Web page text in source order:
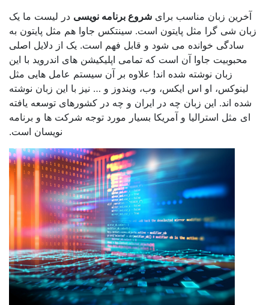
زبان مناسب برایشروع برنامه نویسی در لیست ما یک
شی گرا مثل پایتون است. سینتکس جاوا هم مثل پایتون به
خوانده می شود و قابل فهم است. یک از دلایل اصلی
جاوا آن است که تمامی اپلیکیشن های اندروید با این
زبان نوشته شده اند! علاوه بر آن سیستم عامل هایی مثل
او اس ایکس، وب، ویندوز و … نیز با این زبان نوشته
اند. این زبان چه در ایران و چه در کشورهای توسعه یافته
مثل استرالیا و آمریکا بسیار مورد توجه شرکت ها و برنامه
نویسان است.